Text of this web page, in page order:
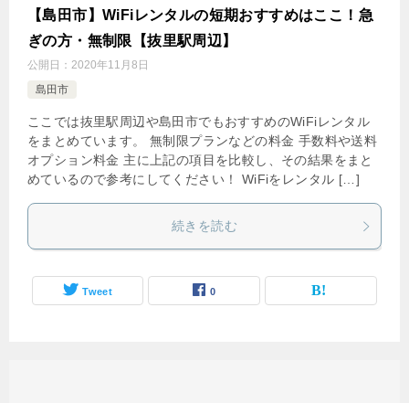
【島田市】WiFiレンタルの短期おすすめはここ！急
ぎの方・無制限【抜里駅周辺】
公開日： 2020年11月8日
島田市
ここでは抜里駅周辺や島田市でもおすすめのWiFiレンタル
をまとめています。 無制限プランなどの料金 手数料や送料
オプション料金 主に上記の項目を比較し、その結果をまと
めているので参考にしてください！ WiFiをレンタル […]
続きを読む
Tweet 0